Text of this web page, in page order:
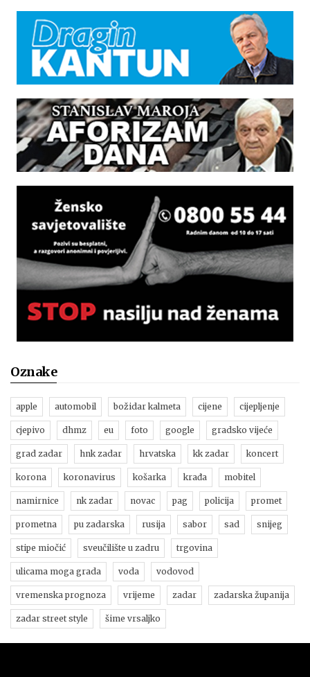
Oznake
apple automobil božidar kalmeta cijene cijepljenje
cjepivo dhmz eu foto google gradsko vijeće
grad zadar hnk zadar hrvatska kk zadar koncert
korona koronavirus košarka krađa mobitel
namirnice nk zadar novac pag policija promet
prometna pu zadarska rusija sabor sad snijeg
stipe miočić sveučilište u zadru trgovina
ulicama moga grada voda vodovod
vremenska prognoza vrijeme zadar zadarska županija
zadar street style šime vrsaljko